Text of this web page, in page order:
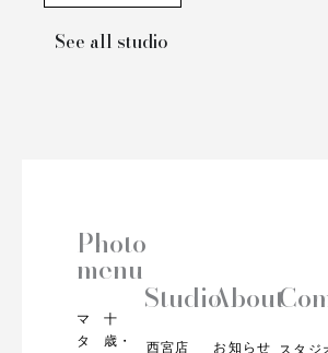
See all studio
Photo
menu
マ
タ
十
歳・
Studio
西宮店
About
お知らせ スタジ